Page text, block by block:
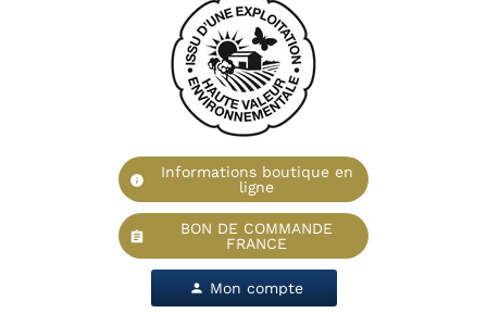
info
Informations boutique en
ligne
assignment
BON DE COMMANDE
FRANCE
person Mon compte